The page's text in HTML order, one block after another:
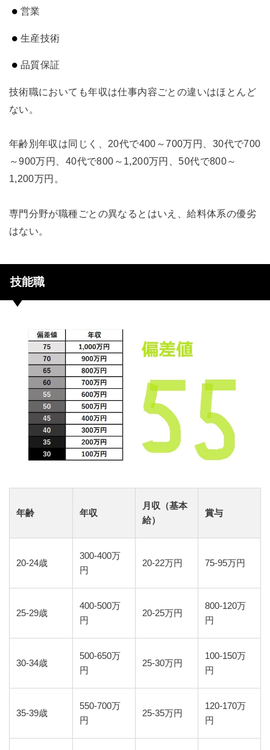
営業
生産技術
品質保証
技術職においても年収は仕事内容ごとの違いはほとんど
ない。
年齢別年収は同じく、20代で400～700万円、30代で700
～900万円、40代で800～1,200万円、50代で800～
1,200万円。
専門分野が職種ごとの異なるとはいえ、給料体系の優劣
はない。
技能職
年齢 年収
月収（基本
給）
賞与
20-24歳
300-400万
円
20-22万円 75-95万円
25-29歳
400-500万
円
20-25万円
800-120万
円
30-34歳
500-650万
円
25-30万円
100-150万
円
35-39歳
550-700万
円
25-35万円
120-170万
円